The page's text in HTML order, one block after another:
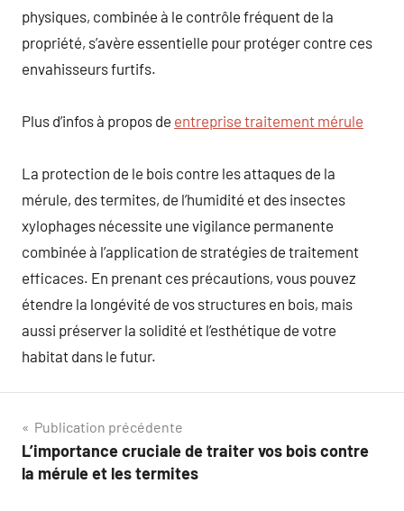
physiques, combinée à le contrôle fréquent de la
propriété, s’avère essentielle pour protéger contre ces
envahisseurs furtifs.
Plus d’infos à propos de entreprise traitement mérule
La protection de le bois contre les attaques de la
mérule, des termites, de l’humidité et des insectes
xylophages nécessite une vigilance permanente
combinée à l’application de stratégies de traitement
efficaces. En prenant ces précautions, vous pouvez
étendre la longévité de vos structures en bois, mais
aussi préserver la solidité et l’esthétique de votre
habitat dans le futur.
Navigation
de
Publication précédente
L’importance cruciale de traiter vos bois contre
la mérule et les termites